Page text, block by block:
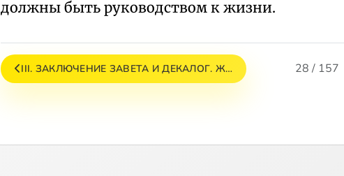
должны быть руководством к жизни.
III. ЗАКЛЮЧЕНИЕ ЗАВЕТА И ДЕКАЛОГ. Ж… 28 / 157